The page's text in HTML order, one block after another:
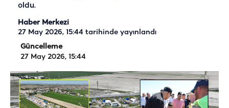
oldu.
Haber Merkezi
27 May 2026, 15:44 tarihinde yayınlandı
Güncelleme
27 May 2026, 15:44